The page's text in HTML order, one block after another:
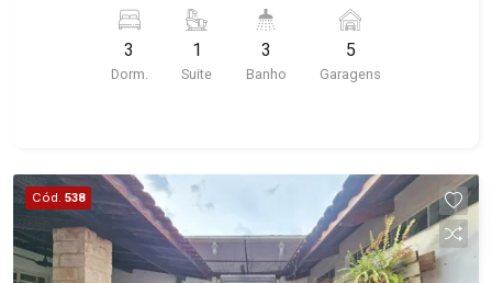
eletrônico, 5 vagas, sendo 2 cobertas, excelente
localização, próximo ao Novo Shopping.
3
Dorm.
1
Suite
3
Banho
5
Garagens
Cód. 538